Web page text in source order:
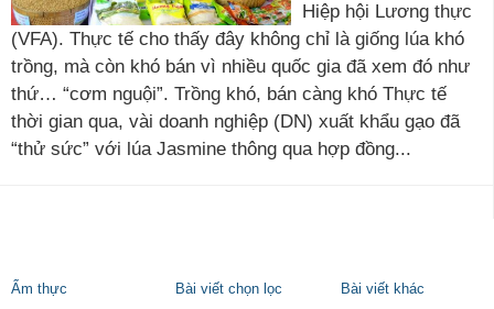
Hiệp hội Lương thực
(VFA). Thực tế cho thấy đây không chỉ là giống lúa khó
trồng, mà còn khó bán vì nhiều quốc gia đã xem đó như
thứ… “cơm nguội”. Trồng khó, bán càng khó Thực tế
thời gian qua, vài doanh nghiệp (DN) xuất khẩu gạo đã
“thử sức” với lúa Jasmine thông qua hợp đồng...
Ẩm thực Bài viết chọn lọc
Bài viết khác